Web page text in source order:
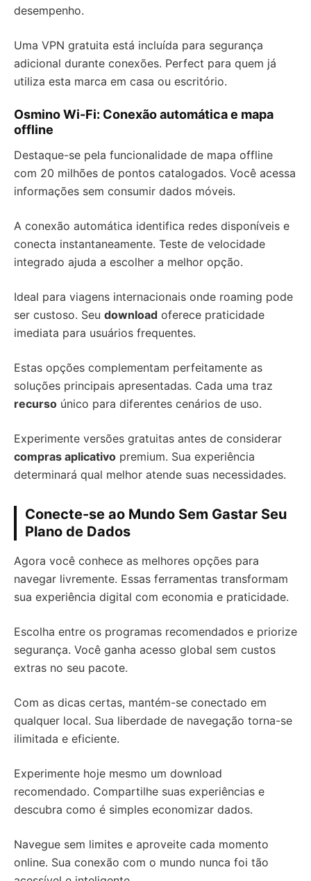
desempenho.
Uma VPN gratuita está incluída para segurança
adicional durante conexões. Perfect para quem já
utiliza esta marca em casa ou escritório.
Osmino Wi-Fi: Conexão automática e mapa
offline
Destaque-se pela funcionalidade de mapa offline
com 20 milhões de pontos catalogados. Você acessa
informações sem consumir dados móveis.
A conexão automática identifica redes disponíveis e
conecta instantaneamente. Teste de velocidade
integrado ajuda a escolher a melhor opção.
Ideal para viagens internacionais onde roaming pode
ser custoso. Seu download oferece praticidade
imediata para usuários frequentes.
Estas opções complementam perfeitamente as
soluções principais apresentadas. Cada uma traz
recurso único para diferentes cenários de uso.
Experimente versões gratuitas antes de considerar
compras aplicativo premium. Sua experiência
determinará qual melhor atende suas necessidades.
Conecte-se ao Mundo Sem Gastar Seu
Plano de Dados
Agora você conhece as melhores opções para
navegar livremente. Essas ferramentas transformam
sua experiência digital com economia e praticidade.
Escolha entre os programas recomendados e priorize
segurança. Você ganha acesso global sem custos
extras no seu pacote.
Com as dicas certas, mantém-se conectado em
qualquer local. Sua liberdade de navegação torna-se
ilimitada e eficiente.
Experimente hoje mesmo um download
recomendado. Compartilhe suas experiências e
descubra como é simples economizar dados.
Navegue sem limites e aproveite cada momento
online. Sua conexão com o mundo nunca foi tão